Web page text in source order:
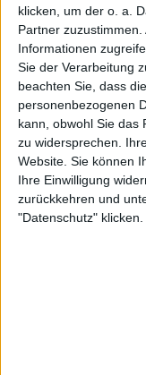
klicken, um der o. a.
Partner
Informationen
Sie der Verarbeitung
beachten Sie, dass
personenbezogenen
kann, obwohl Sie das
zu widersprechen.
Website. Sie können
Ihre Einwilligung
zurückkehren und
"Datenschutz" klicken.
Vreid - V
BAND